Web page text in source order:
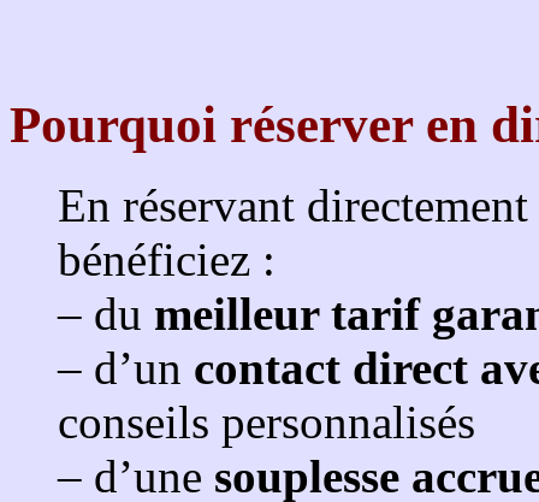
Louer un chalet de
des souvenirs incroyables.
nombreux avantages pour
Le ski in, ski out en toute
voiture ou une navette
ski !
Besoin de faire une petite